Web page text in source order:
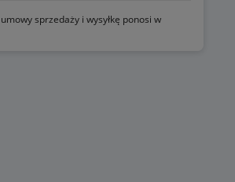
sprzedaży i wysyłkę ponosi w